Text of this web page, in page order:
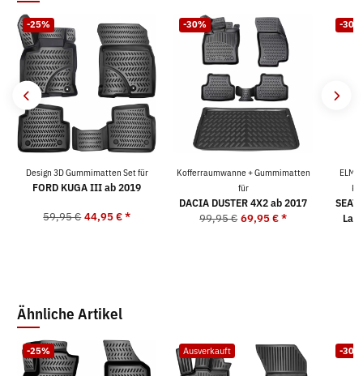
-25%
Design 3D Gummimatten Set für
FORD KUGA III ab 2019
59,95 € 44,95 €*
-30%
Kofferraumwanne + Gummimatten
für
DACIA DUSTER 4X2 ab 2017
99,95 € 69,95 €*
-30%
Ähnliche Artikel
-25% Ausverkauft -30%